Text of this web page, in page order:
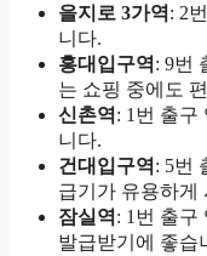
을지로 3가역 : 2
니다.
홍대입구역 : 9번
는 쇼핑 중에도
신촌역 : 1번 출구
니다.
건대입구역 : 5번
급기가 유용하게
잠실역 : 1번 출구
발급받기에 좋습